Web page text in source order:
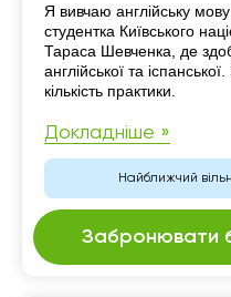
Резюме
Я вивчаю англійську
студентка Київського
Тараса Шевченка, де
англійської та
кількість практики.
Докладніше »
Найближчий
Забронювати